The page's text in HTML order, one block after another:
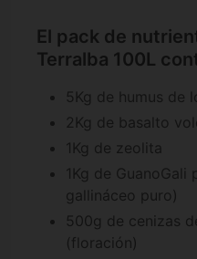
El pack de
Terralba 100L
5Kg de humus de
2Kg de basalto
1Kg de zeolita
1Kg de
gallináceo puro)
500g de cenizas
(floración)